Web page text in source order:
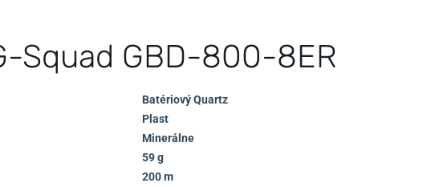
Squad GBD-800-8ER
Batériový Quartz
Plast
Minerálne
59 g
200 m